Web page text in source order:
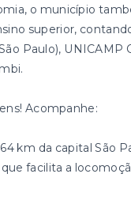
o município
superior,
Paulo),
Acompanhe:
km da capital São
facilita a